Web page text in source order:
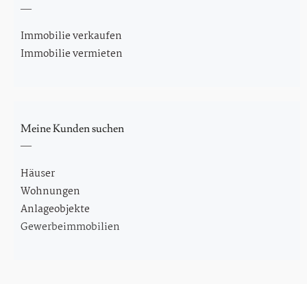
Immobilie verkaufen
Immobilie vermieten
Meine Kunden suchen
Häuser
Wohnungen
Anlageobjekte
Gewerbeimmobilien